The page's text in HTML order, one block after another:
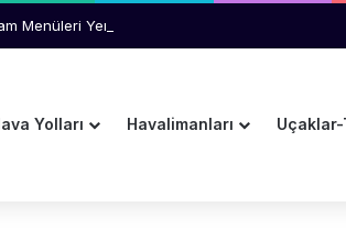
Menüleri Yenilendi
Yolları Havalimanları